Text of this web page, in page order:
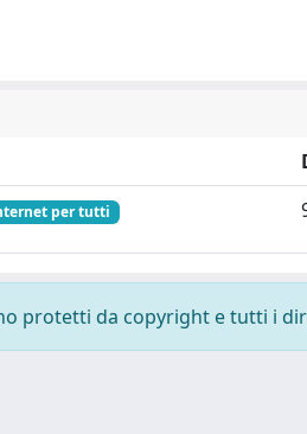
per tutti
protetti da copyright e tutti i